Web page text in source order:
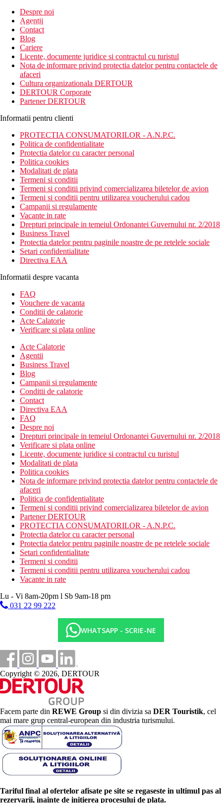
newsletter!
Despre noi
Agentii
Contact
Blog
Cariere
Licente, documente juridice si contractul cu turistul
Nota de informare privind protectia datelor pentru contactele de
afaceri
Cultura organizationala DERTOUR
DERTOUR Corporate
Partener DERTOUR
Informatii pentru clienti
PROTECTIA CONSUMATORILOR - A.N.P.C.
Politica de confidentialitate
Protectia datelor cu caracter personal
Politica cookies
Modalitati de plata
Termeni si conditii
Termeni si conditii privind comercializarea biletelor de avion
Termeni si conditii pentru utilizarea voucherului cadou
Campanii si regulamente
Vacante in rate
Drepturi principale in temeiul Ordonantei Guvernului nr. 2/2018
Business Travel
Protectia datelor pentru paginile noastre de pe retelele sociale
Setari confidentialitate
Directiva EAA
Informatii despre vacanta
FAQ
Vouchere de vacanta
Conditii de calatorie
Acte Calatorie
Verificare si plata online
Acte Calatorie
Agentii
Business Travel
Blog
Campanii si regulamente
Conditii de calatorie
Contact
Directiva EAA
FAQ
Despre noi
Drepturi principale in temeiul Ordonantei Guvernului nr. 2/2018
Verificare si plata online
Licente, documente juridice si contractul cu turistul
Modalitati de plata
Politica cookies
Nota de informare privind protectia datelor pentru contactele de
afaceri
Politica de confidentialitate
Termeni si conditii privind comercializarea biletelor de avion
Partener DERTOUR
PROTECTIA CONSUMATORILOR - A.N.P.C.
Protectia datelor cu caracter personal
Protectia datelor pentru paginile noastre de pe retelele sociale
Setari confidentialitate
Termeni si conditii
Termeni si conditii pentru utilizarea voucherului cadou
Vacante in rate
Lu - Vi 8am-20pm l Sb 9am-18 pm
031 22 99 222
WHATSAPP - SCRIE-NE
Copyright © 2026, DERTOUR
Facem parte din REWE Group si din divizia sa DER Touristik, cel
mai mare grup central-european din industria turismului.
Tariful final al ofertelor afisate pe site se regaseste in ultimul pas al
rezervarii, inainte de initierea procesului de plata.